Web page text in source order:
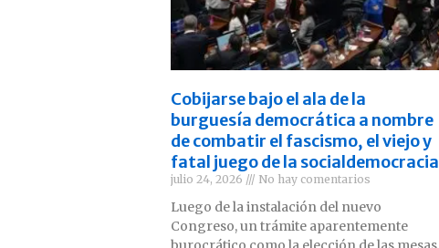
Cobijarse bajo el ala de la
burguesía democrática a nombre
de combatir el fascismo, el viejo y
fatal juego de la socialdemocracia
julio 24, 2026 No hay comentarios
Luego de la instalación del nuevo
Congreso, un trámite aparentemente